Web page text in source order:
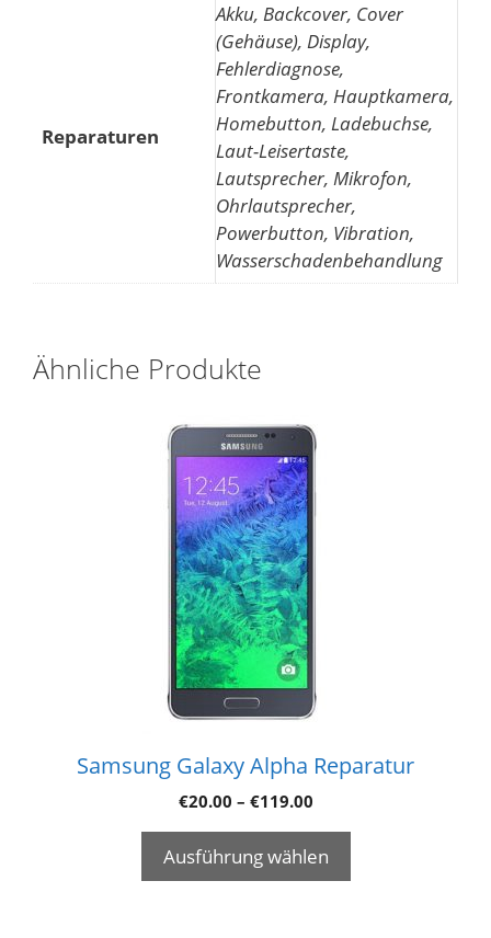
Reparaturen
Akku, Backcover, Cover
(Gehäuse), Display,
Fehlerdiagnose,
Frontkamera, Hauptkamera,
Homebutton, Ladebuchse,
Laut-Leisertaste,
Lautsprecher, Mikrofon,
Ohrlautsprecher,
Powerbutton, Vibration,
Wasserschadenbehandlung
Ähnliche Produkte
Samsung Galaxy Alpha Reparatur
€20.00 – €119.00
Ausführung wählen